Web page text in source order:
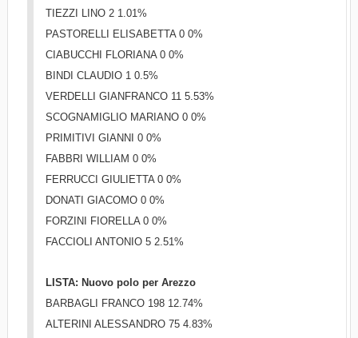
TIEZZI LINO 2 1.01%
PASTORELLI ELISABETTA 0 0%
CIABUCCHI FLORIANA 0 0%
BINDI CLAUDIO 1 0.5%
VERDELLI GIANFRANCO 11 5.53%
SCOGNAMIGLIO MARIANO 0 0%
PRIMITIVI GIANNI 0 0%
FABBRI WILLIAM 0 0%
FERRUCCI GIULIETTA 0 0%
DONATI GIACOMO 0 0%
FORZINI FIORELLA 0 0%
FACCIOLI ANTONIO 5 2.51%
LISTA: Nuovo polo per Arezzo
BARBAGLI FRANCO 198 12.74%
ALTERINI ALESSANDRO 75 4.83%